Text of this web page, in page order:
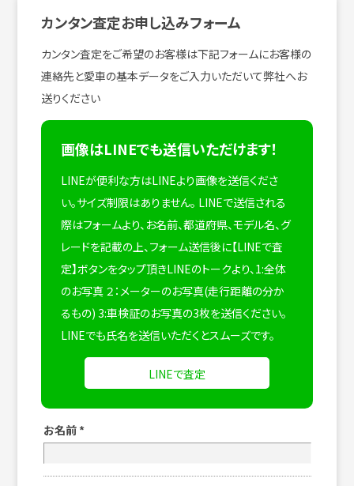
カンタン査定お申し込みフォーム
カンタン査定をご希望のお客様は下記フォームにお客様の
連絡先と愛車の基本データをご入力いただいて弊社へお
送りください
画像はLINEでも送信いただけます！
LINEが便利な方はLINEより画像を送信くださ
い。サイズ制限はありません。 LINEで送信される
際はフォームより、お名前、都道府県、モデル名、グ
レードを記載の上、フォーム送信後に【LINEで査
定】ボタンをタップ頂きLINEのトークより、1:全体
のお写真 ２：メーターのお写真(走行距離の分か
るもの) 3:車検証のお写真の3枚を送信ください。
LINEでも氏名を送信いただくとスムーズです。
LINEで査定
お名前 *